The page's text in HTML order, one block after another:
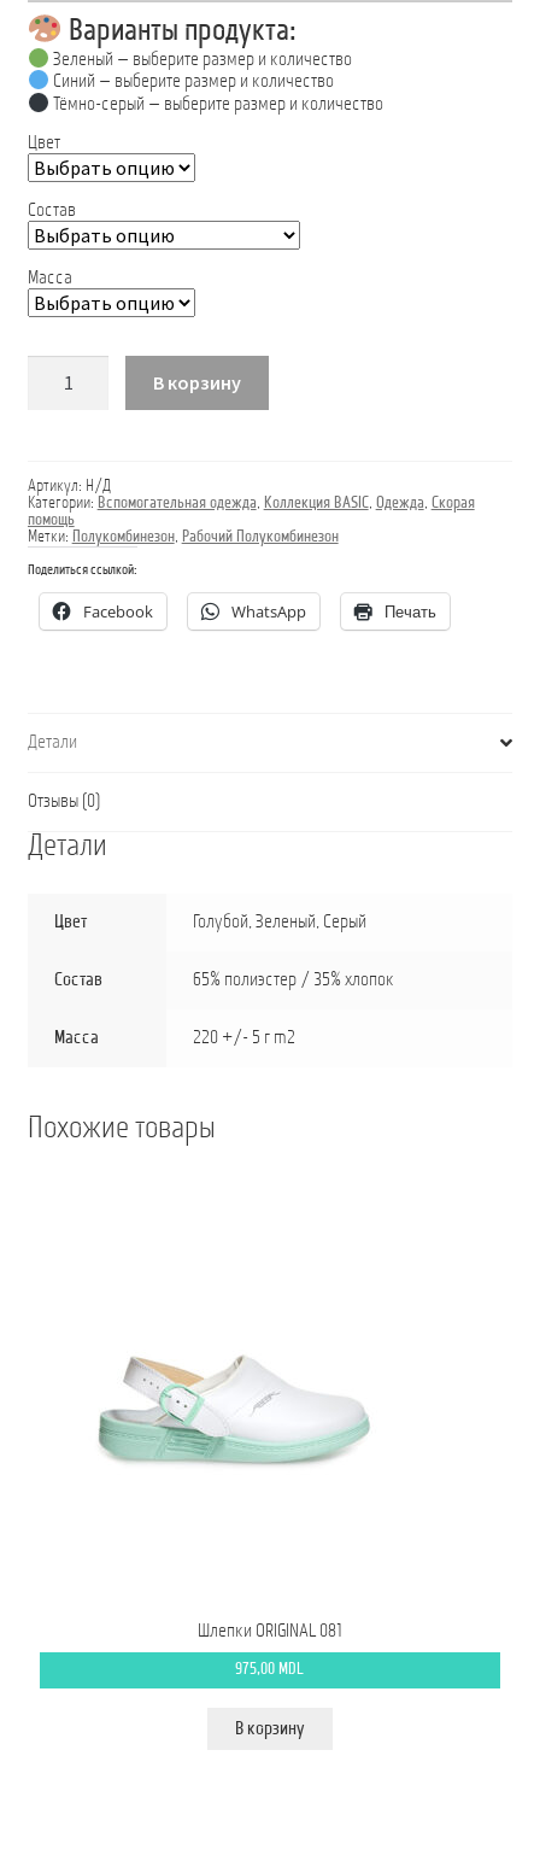
Варианты продукта:
Зеленый — выберите размер и количество
Синий — выберите размер и количество
Тёмно-серый — выберите размер и количество
Цвет
Состав
Масса
товара
В корзину
Артикул: Н/Д
Категории: Вспомогательная одежда, Коллекция BASIC, Одежда, Скорая
помощь
Метки: Полукомбинезон, Рабочий Полукомбинезон
Поделиться ссылкой:
Facebook WhatsApp Печать
Детали
Отзывы (0)
Детали
Цвет Голубой,Зеленый, Серый
Состав 65% полиэстер / 35% хлопок
Масса 220 +/- 5 г m2
Похожие товары
Шлепки ORIGINAL 081
975,00 MDL
В корзину